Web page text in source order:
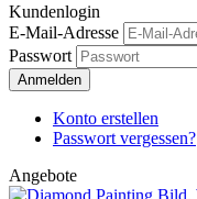
Kundenlogin
E-Mail-Adresse
Passwort
Anmelden
Konto erstellen
Passwort vergessen?
Angebote